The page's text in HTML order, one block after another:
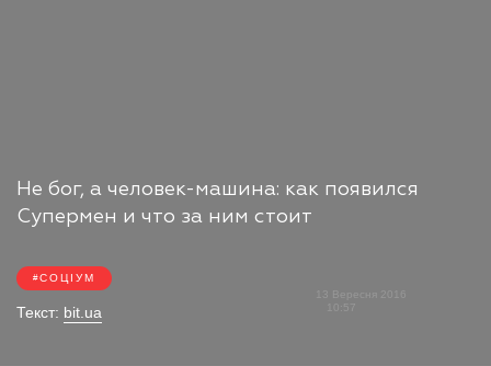
Не бог, а человек-машина: как появился
Супермен и что за ним стоит
СОЦІУМ
Текст: bit.ua
13 Вересня 2016
10:57